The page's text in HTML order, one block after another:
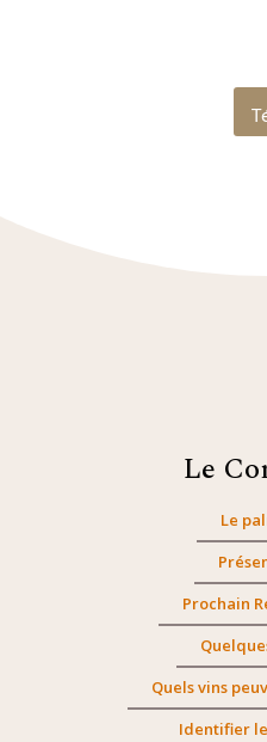
Le
Le
Prochain
Quels vins
Identifier